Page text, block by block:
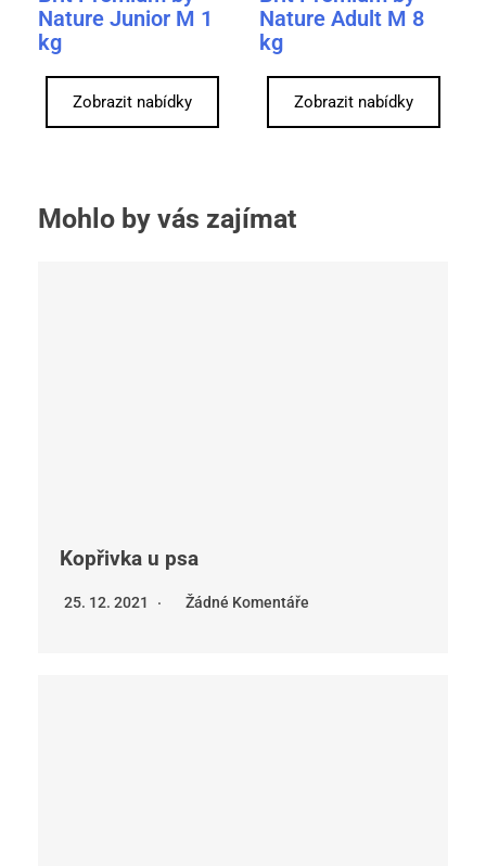
Nature Junior M 1
kg
Zobrazit nabídky
Nature Adult M 8
kg
Zobrazit nabídky
Mohlo by vás zajímat
Kopřivka u psa
25. 12. 2021 Žádné Komentáře